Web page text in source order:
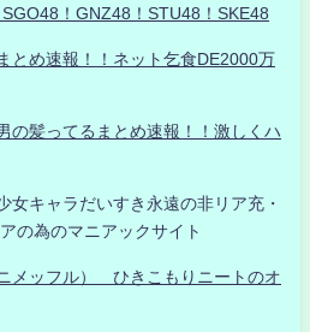
！GNZ48！STU48！SKE48
とめ速報！！ネット乞食DE2000万
の髪ってるまとめ速報！！激しくハ
女キャラだいすき永遠の非リア充・
の為のマニアックサイト
メッフル） ひきこもりニートのオ